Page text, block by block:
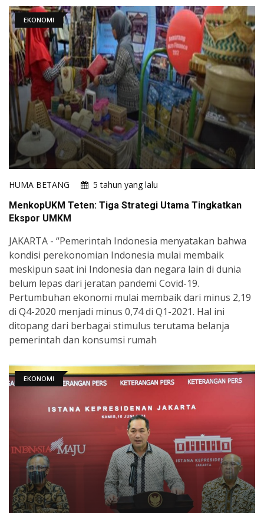
EKONOMI
HUMA BETANG
5 tahun yang lalu
MenkopUKM Teten: Tiga Strategi Utama Tingkatkan
Ekspor UMKM
JAKARTA - “Pemerintah Indonesia menyatakan bahwa
kondisi perekonomian Indonesia mulai membaik
meskipun saat ini Indonesia dan negara lain di dunia
belum lepas dari jeratan pandemi Covid-19.
Pertumbuhan ekonomi mulai membaik dari minus 2,19
di Q4-2020 menjadi minus 0,74 di Q1-2021. Hal ini
ditopang dari berbagai stimulus terutama belanja
pemerintah dan konsumsi rumah
EKONOMI